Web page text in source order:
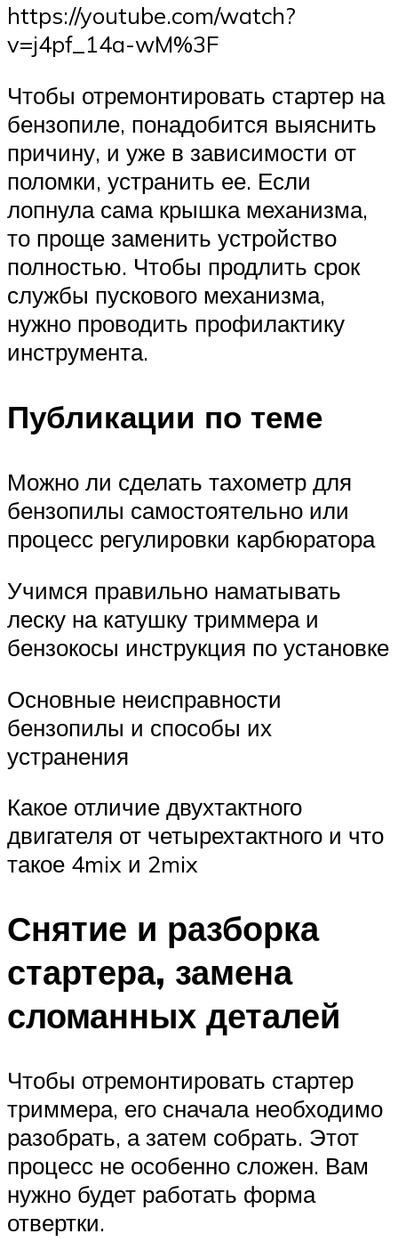
https://youtube.com/watch?
v=j4pf_14a-wM%3F
Чтобы отремонтировать стартер на
бензопиле, понадобится выяснить
причину, и уже в зависимости от
поломки, устранить ее. Если
лопнула сама крышка механизма,
то проще заменить устройство
полностью. Чтобы продлить срок
службы пускового механизма,
нужно проводить профилактику
инструмента.
Публикации по теме
Можно ли сделать тахометр для
бензопилы самостоятельно или
процесс регулировки карбюратора
Учимся правильно наматывать
леску на катушку триммера и
бензокосы инструкция по установке
Основные неисправности
бензопилы и способы их
устранения
Какое отличие двухтактного
двигателя от четырехтактного и что
такое 4mix и 2mix
Снятие и разборка
стартера, замена
сломанных деталей
Чтобы отремонтировать стартер
триммера, его сначала необходимо
разобрать, а затем собрать. Этот
процесс не особенно сложен. Вам
нужно будет работать форма
отвертки.